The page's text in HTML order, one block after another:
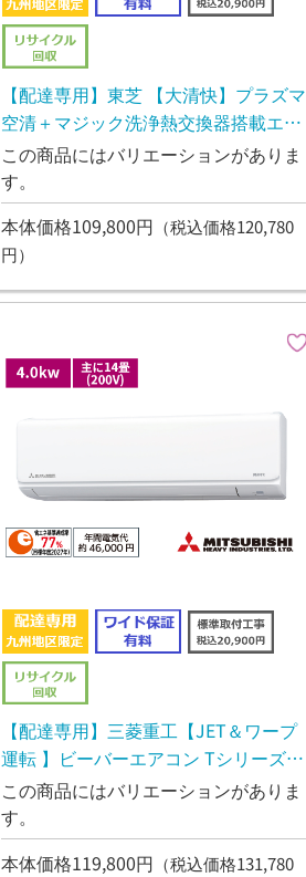
【配達専用】東芝 【大清快】プラズマ
空清＋マジック洗浄熱交換器搭載エア
コン4.0kw
この商品にはバリエーションがありま
す。
本体価格109,800円 （税込価格120,780
円）
【配達専用】三菱重工【JET＆ワープ
運転 】ビーバーエアコン Tシリーズ
4.0kw
この商品にはバリエーションがありま
す。
本体価格119,800円 （税込価格131,780